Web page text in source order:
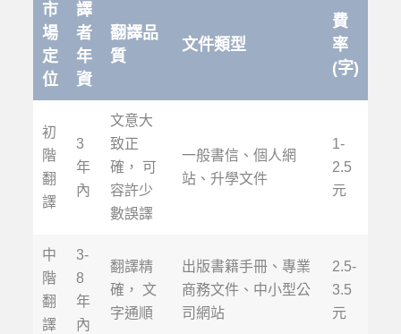
市
場
定
位
譯
者
年
資
翻譯品
質
文件類型
費
率
(字)
初
階
翻
譯
3
年
內
文意大
致正
確， 可
容許少
數誤譯
一般書信、個人網
站、升學文件
1-
2.5
元
中
階
翻
譯
3-
8
年
內
翻譯精
確， 文
字通順
出版書籍手冊、專業
商務文件、中小型公
司網站
2.5-
3.5
元